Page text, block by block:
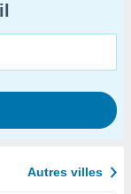
Autres villes